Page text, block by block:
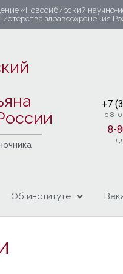
«Новосибирский научно-
здравоохранения
+7
c 8-
8-
Об институте